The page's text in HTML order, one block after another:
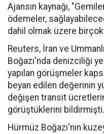
Ajansın kaynağı,
ödemeler,
dahil olmak üzere
Reuters, İran ve
Boğazı'nda denizciliği
yapılan görüşmeler
beyan edilen değerinin
değişen transit
görüştüklerini bildirmişti.
Hürmüz Boğazı'nın